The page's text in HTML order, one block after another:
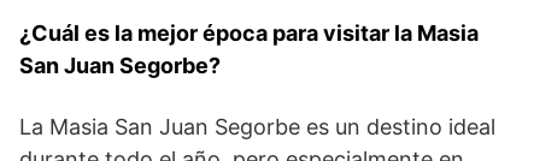
¿Cuál es la mejor ​época para visitar la⁣ Masia
San Juan Segorbe?
La Masia San Juan Segorbe es un destino ⁤ideal